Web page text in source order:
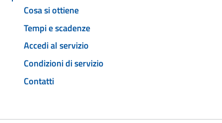
Cosa si ottiene
Tempi e scadenze
Accedi al servizio
Condizioni di servizio
Contatti